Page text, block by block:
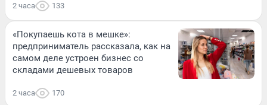
2 часа 133
«Покупаешь кота в мешке»:
предприниматель рассказала, как на
самом деле устроен бизнес со
складами дешевых товаров
2 часа 170